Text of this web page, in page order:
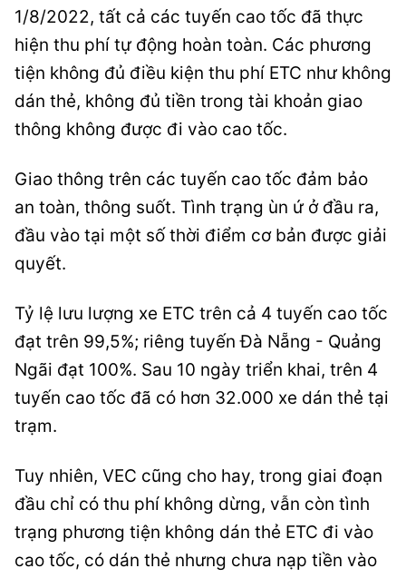
1/8/2022, tất cả các tuyến cao tốc đã thực
hiện thu phí tự động hoàn toàn. Các phương
tiện không đủ điều kiện thu phí ETC như không
dán thẻ, không đủ tiền trong tài khoản giao
thông không được đi vào cao tốc.
Giao thông trên các tuyến cao tốc đảm bảo
an toàn, thông suốt. Tình trạng ùn ứ ở đầu ra,
đầu vào tại một số thời điểm cơ bản được giải
quyết.
Tỷ lệ lưu lượng xe ETC trên cả 4 tuyến cao tốc
đạt trên 99,5%; riêng tuyến Đà Nẵng - Quảng
Ngãi đạt 100%. Sau 10 ngày triển khai, trên 4
tuyến cao tốc đã có hơn 32.000 xe dán thẻ tại
trạm.
Tuy nhiên, VEC cũng cho hay, trong giai đoạn
đầu chỉ có thu phí không dừng, vẫn còn tình
trạng phương tiện không dán thẻ ETC đi vào
cao tốc, có dán thẻ nhưng chưa nạp tiền vào